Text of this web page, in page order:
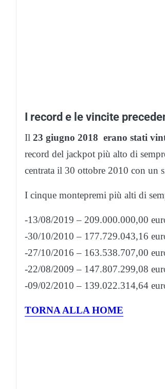
I record e le vincite
Il 23 giugno 2018 erano stati
record del jackpot più alto di
centrata il 30 ottobre 2010 con un
I cinque montepremi più alti di
-13/08/2019 – 209.000.000,00
-30/10/2010 – 177.729.043,16
-27/10/2016 – 163.538.707,00
-22/08/2009 – 147.807.299,08
-09/02/2010 – 139.022.314,64
TORNA ALLA HOME